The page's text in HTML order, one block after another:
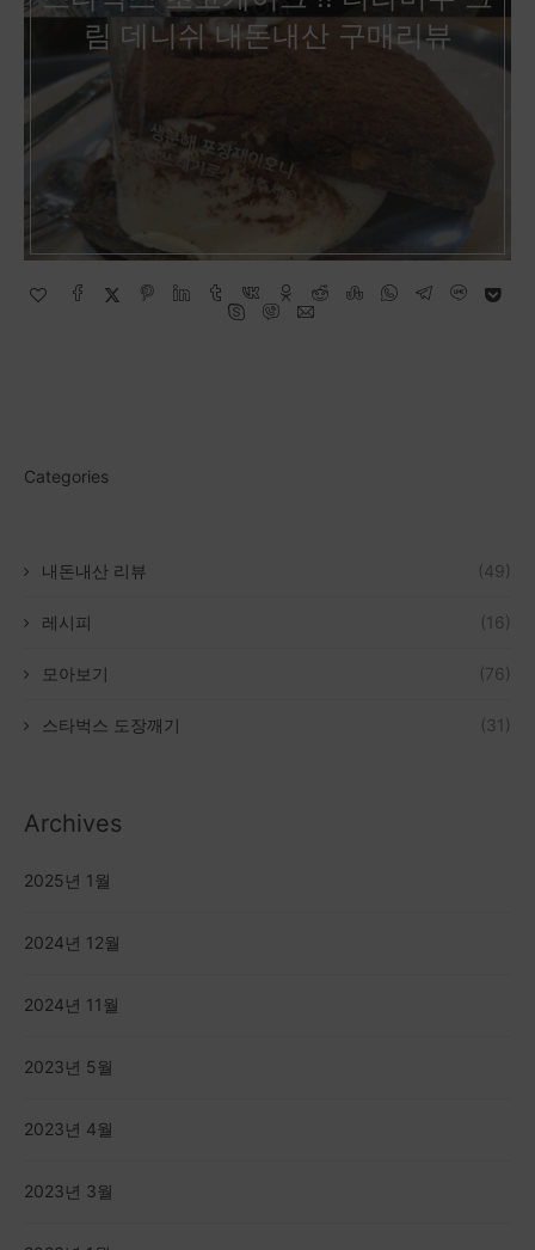
림 데니쉬 내돈내산 구매리뷰
Categories
내돈내산 리뷰 (49)
레시피 (16)
모아보기 (76)
스타벅스 도장깨기 (31)
Archives
2025년 1월
2024년 12월
2024년 11월
2023년 5월
2023년 4월
2023년 3월